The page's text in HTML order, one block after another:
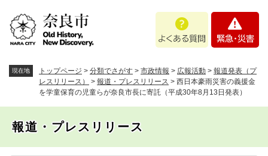
。
あ
問
・
現在地 トップページ > 分類でさがす > 市政情報 > 広報活動 > 報道発表（プ
レスリリース）
> 報道・プレスリリース > 西日本豪雨災害の義援金
を学童保育の児童らが奈良市長に寄託（平成30年8月13日発表）
報道・プレスリリース